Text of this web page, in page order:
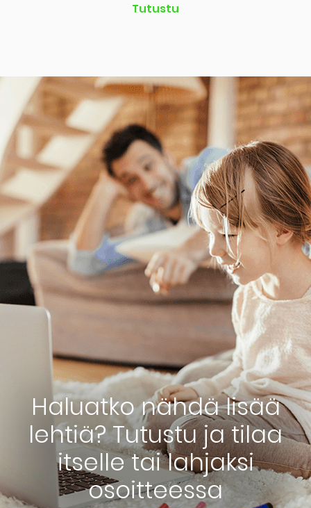
Tutustu
Haluatko nähdä lisää
lehtiä? Tutustu ja tilaa
itselle tai lahjaksi
osoitteessa